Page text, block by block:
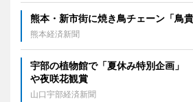
熊本・新市街に焼き鳥チェーン「鳥
熊本経済新聞
宇部の植物館で「夏休み特別企画」
や夜咲花観賞
山口宇部経済新聞